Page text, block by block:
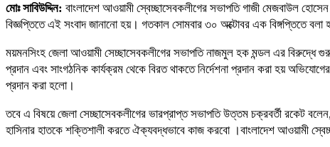
মোঃ সাবিউদ্দিন: বাংলাদেশ আওয়ামী স্বেচ্ছাসেবকলীগের সভাপতি গাজী মেজবাউল
বিজ্ঞপ্তিতে এই সংবাদ জানানো হয়। গতকাল সোমবার ৩০ অক্টোবর এক বিঙ্গপ্তিতে বলা
ময়মনসিংহ জেলা আওয়ামী সেচ্ছাসেবকলীগের সভাপতি নাজমুল হক মন্ডল এর বিরুদ্ধে
প্রদান এবং সাংগঠনিক কার্যক্রম থেকে বিরত থাকতে নির্দেশনা প্রদান করা হয়
প্রদান করা হলো।
তবে এ বিষয়ে জেলা সেচ্ছাসেবকলীগের ভারপ্রাপ্ত সভাপতি উত্তম চক্রবর্তী রকেট
হাসিনার হাতকে শক্তিশালী করতে ঐক্যবদ্ধভাবে কাজ করবো ।বাংলাদেশ আওয়ামী